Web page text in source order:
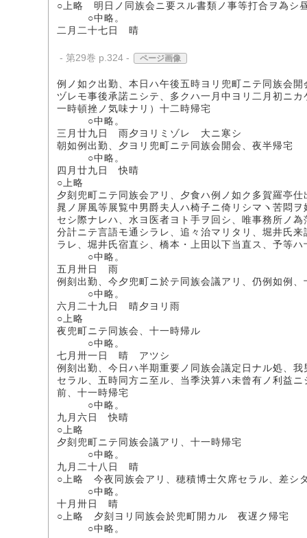
○上略 明日ノ同族会ニ要スル書類ノ事等打合ヲ為シ
○中略。
二月二十七日 晴
- 第29巻 p.324 - ページ画像
例ノ如ク出勤、本日ハ午後五時ヨリ兜町ニテ同族会
ヅレモ事後承諾ニシテ、多クハ一月中ヨリ二月初ニ
一時頓挫ノ気味ナリ）十二時帰宅
○中略。
三月廿九日 雨夕ヨリミゾレ 大ニ寒シ
朝如例出勤、夕ヨリ兜町ニテ同族会開会、夜半帰宅
○中略。
四月廿九日 快晴
○上略
夕刻兜町ニテ同族会アリ、夕食ハ例ノ如ク多賀羅亭
晁ノ屏風等展覧中男爵夫人ハ椅子ニ倚リシマヽ苦悶
セシ際ナレハ、水ヨ医者ヨト手ヲ回シ、唯事務所ノ
分計ニテ言語モ通シラレ、追々治マリタリ、堀井氏
ラレ、堀井氏宿直シ、橋本・上田以下当直ス、予等
○中略。
五月卅日 雨
例刻出勤、今夕兜町ニ於テ同族会議アリ、仍例如例、
○中略。
六月二十九日 晴夕ヨリ雨
○上略
夜兜町ニテ同族会、十一時帰ル
○中略。
七月卅一日 晴 アツシ
例刻出勤、今日ハ半期重要ノ同族会議定日ナル処、
セラル、五時同方ニ至ル、当季決算ハ未曾有ノ利益
前、十一時帰宅
○中略。
九月六日 快晴
○上略
夕刻兜町ニテ同族会議アリ、十一時帰宅
○中略。
九月二十八日 晴
○上略 今夜同族会アリ、穂積博士欠席セラル、差シ
○中略。
十月卅日 晴
○上略 夕刻ヨリ同族会於兜町開カル 夜遅ク帰宅
○中略。